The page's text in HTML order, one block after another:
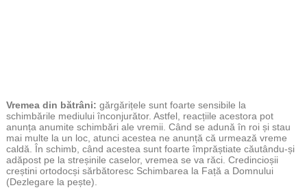
Vremea din bătrâni: gărgărițele sunt foarte sensibile la
schimbările mediului înconjurător. Astfel, reacțiile acestora pot
anunța anumite schimbări ale vremii. Când se adună în roi și stau
mai multe la un loc, atunci acestea ne anunță că urmează vreme
caldă. În schimb, când acestea sunt foarte împrăștiate căutându-și
adăpost pe la streșinile caselor, vremea se va răci. Credincioșii
creștini ortodocși sărbătoresc Schimbarea la Față a Domnului
(Dezlegare la pește).